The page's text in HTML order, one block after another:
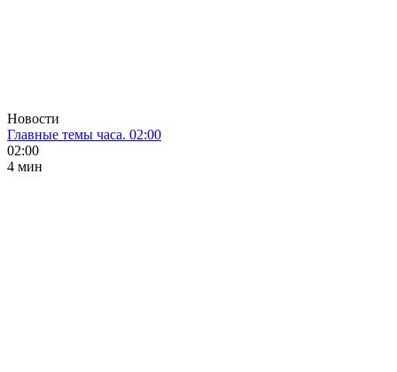
Новости
Главные темы часа. 02:00
02:00
4 мин